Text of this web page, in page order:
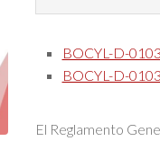
BOCYL-D-
BOCYL-D-
El Reglamento